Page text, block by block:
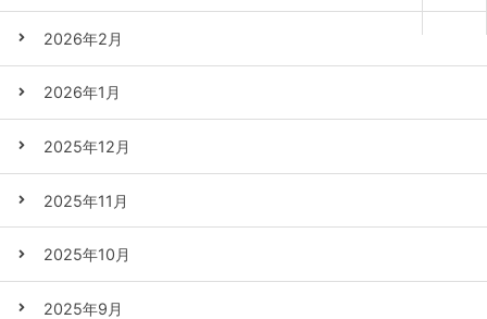
2026年2月
2026年1月
2025年12月
2025年11月
2025年10月
2025年9月